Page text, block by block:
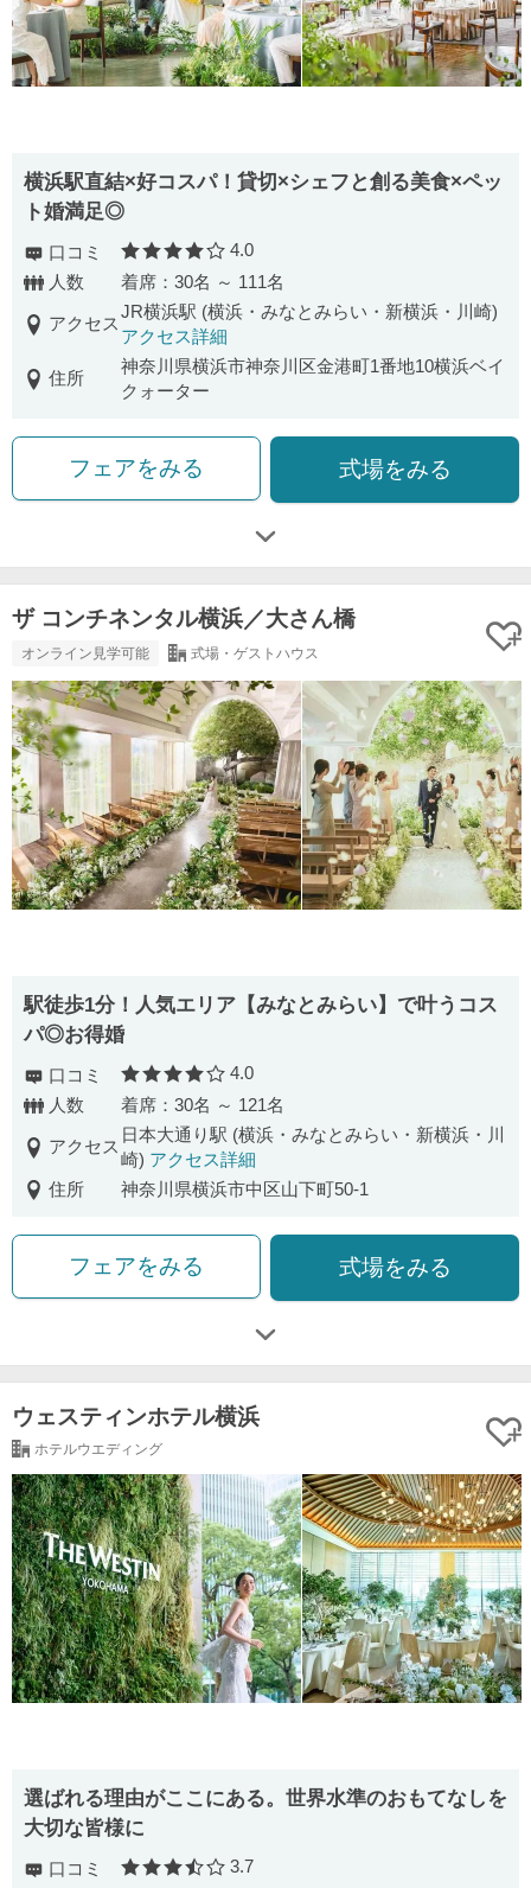
横浜駅直結×好コスパ！貸切×シェフと創る美食×ペッ
ト婚満足◎
口コミ 口コミ評価
4.0
人数
着席：30名 ～ 111名
アクセス
JR横浜駅 (横浜・みなとみらい・新横浜・川崎)
アクセス詳細
住所
神奈川県横浜市神奈川区金港町1番地10横浜ベイ
クォーター
フェアをみる 式場をみる
ザ コンチネンタル横浜／大さん橋
オンライン見学可能 式場・ゲストハウス
駅徒歩1分！人気エリア【みなとみらい】で叶うコス
パ◎お得婚
口コミ 口コミ評価
4.0
人数
着席：30名 ～ 121名
アクセス
日本大通り駅 (横浜・みなとみらい・新横浜・川
崎) アクセス詳細
住所
神奈川県横浜市中区山下町50-1
フェアをみる 式場をみる
ウェスティンホテル横浜
ホテルウエディング
選ばれる理由がここにある。世界水準のおもてなしを
大切な皆様に
口コミ 口コミ評価
3.7